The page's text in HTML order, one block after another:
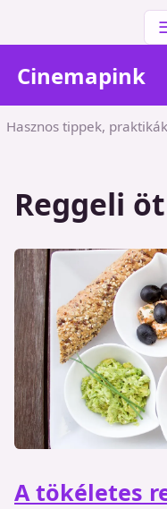
Cinemapink
Hasznos tippek,
Reggeli
A tökéletes